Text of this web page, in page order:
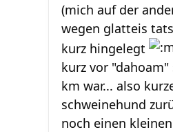
(mich auf der
wegen glatteis
kurz hingelegt
kurz vor
km war... also
schweinehund
noch einen